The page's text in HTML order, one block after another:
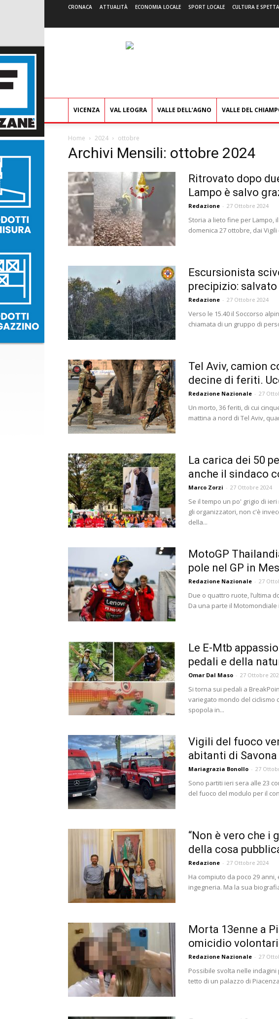
CRONACA ATTUALITÀ ECONOMIA LOCALE SPORT LOCALE CULTURA E
VICENZA VAL LEOGRA VALLE DELL’AGNO VALLE DEL
Home 2024 ottobre
Archivi Mensili: ottobre 2024
Ritrovato dopo
Lampo è salvo
Redazione - 27 Ottobre 2024
Storia a lieto fine per Lampo,
domenica 27 ottobre, dai
Escursionista
precipizio:
Redazione - 27 Ottobre 2024
Verso le 15.40 il Soccorso
chiamata di un gruppo di
Tel Aviv, camion
decine di feriti.
Redazione Nazionale - 27
Un morto, 36 feriti, di cui
mattina a nord di Tel Aviv,
La carica dei 50
anche il sindaco
Marco Zorzi - 27 Ottobre 2024
Se il tempo un po' grigio di
gli organizzatori, non c'è
della...
MotoGP
pole nel GP in
Redazione Nazionale - 27
Due o quattro ruote, l’ultima
Da una parte il Motomondiale
Le E-Mtb
pedali e della
Omar Dal Maso - 27 Ottobre
Si torna sui pedali a
variegato mondo del ciclismo
spopola in...
Vigili del fuoco
abitanti di Savona
Mariagrazia Bonollo - 27
Sono partiti ieri sera alle 23
del fuoco del modulo per il
“Non è vero che i
della cosa
Redazione - 27 Ottobre 2024
Ha compiuto da poco 29
ingegneria. Ma la sua
Morta 13enne a
omicidio
Redazione Nazionale - 27
Possibile svolta nelle
tetto di un palazzo di